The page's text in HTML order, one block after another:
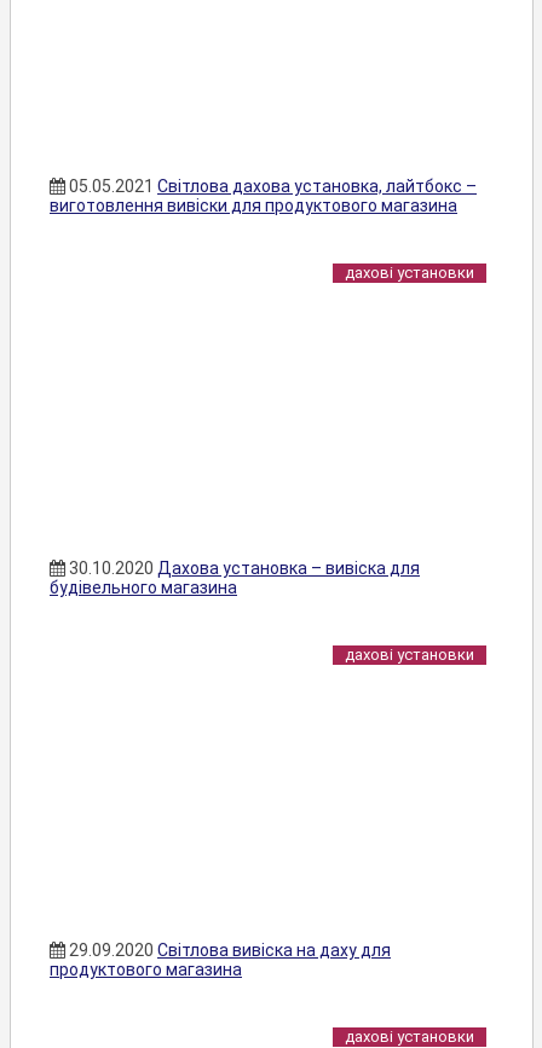
05.05.2021 Світлова дахова установка, лайтбокс –
виготовлення вивіски для продуктового магазина
дахові установки
30.10.2020 Дахова установка – вивіска для
будівельного магазина
дахові установки
29.09.2020 Світлова вивіска на даху для
продуктового магазина
дахові установки